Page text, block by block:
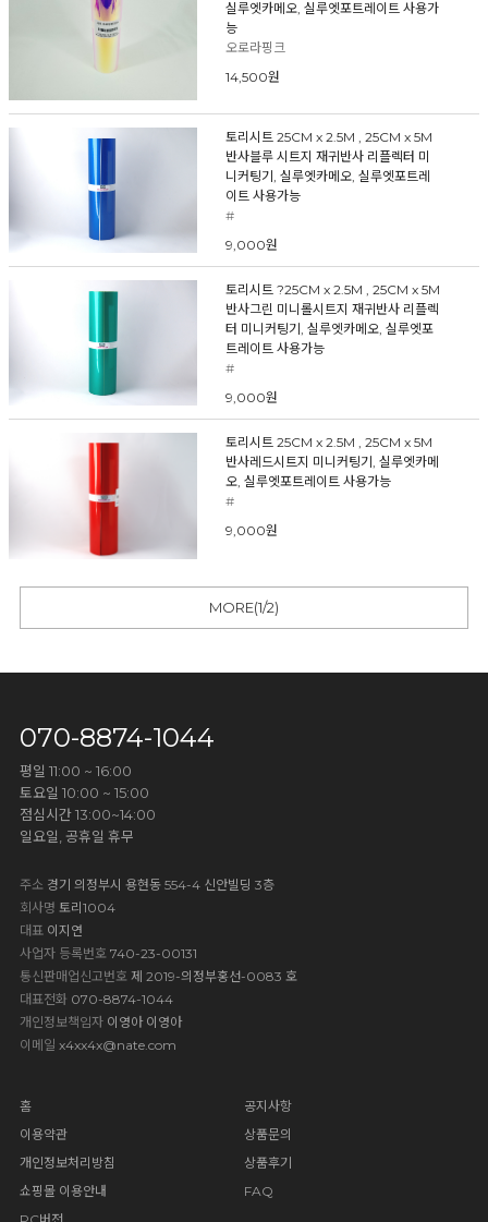
실루엣카메오, 실루엣포트레이트 사용가
능
오로라핑크
14,500원
토리시트 25CM x 2.5M , 25CM x 5M
반사블루 시트지 재귀반사 리플렉터 미
니커팅기, 실루엣카메오, 실루엣포트레
이트 사용가능
#
9,000원
토리시트 ?25CM x 2.5M , 25CM x 5M
반사그린 미니롤시트지 재귀반사 리플렉
터 미니커팅기, 실루엣카메오, 실루엣포
트레이트 사용가능
#
9,000원
토리시트 25CM x 2.5M , 25CM x 5M
반사레드시트지 미니커팅기, 실루엣카메
오, 실루엣포트레이트 사용가능
#
9,000원
MORE(1/2)
070-8874-1044
평일 11:00 ~ 16:00
토요일 10:00 ~ 15:00
점심시간 13:00~14:00
일요일, 공휴일 휴무
주소 경기 의정부시 용현동 554-4 신안빌딩 3층
회사명 토리1004
대표이지연
사업자 등록번호 740-23-00131
통신판매업신고번호 제 2019-의정부홍선-0083 호
대표전화 070-8874-1044
개인정보책임자이영아 이영아
이메일 x4xx4x@nate.com
홈
이용약관
개인정보처리방침
쇼핑몰 이용안내
공지사항
상품문의
상품후기
FAQ